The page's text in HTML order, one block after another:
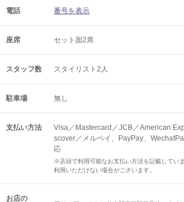
電話 番号を表示
座席 セット面2席
スタッフ数 スタイリスト2人
駐車場 無し
支払い方法
Visa／Mastercard／JCB／American
scover／メルペイ、PayPay、
応
※店頭で利用可能なお支払い方法を記載してい
利用いただけない場合がございます。
お店の